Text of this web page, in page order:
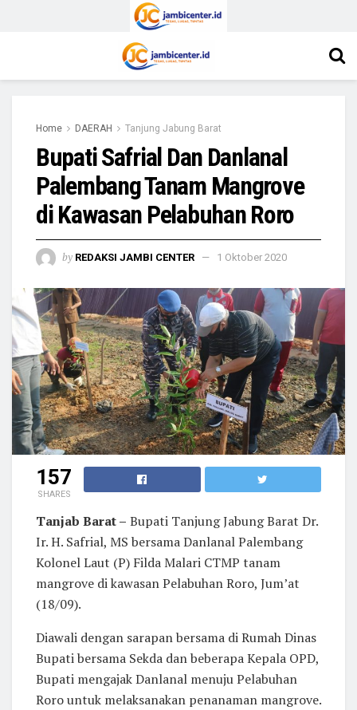
Home DAERAH Tanjung Jabung Barat
Bupati Safrial Dan Danlanal
Palembang Tanam Mangrove
di Kawasan Pelabuhan Roro
by REDAKSI JAMBI CENTER 1 Oktober 2020
157
SHARES
Tanjab Barat – Bupati Tanjung Jabung Barat Dr.
Ir. H. Safrial, MS bersama Danlanal Palembang
Kolonel Laut (P) Filda Malari CTMP tanam
mangrove di kawasan Pelabuhan Roro, Jum’at
(18/09).
Diawali dengan sarapan bersama di Rumah Dinas
Bupati bersama Sekda dan beberapa Kepala OPD,
Bupati mengajak Danlanal menuju Pelabuhan
Roro untuk melaksanakan penanaman mangrove.